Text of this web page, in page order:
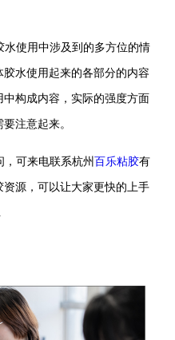
水使用中涉及到的多方位的情
水使用起来的各部分的内容
构成内容，实际的强度方面
注意起来。
，可来电联系杭州 百乐粘胶有
源，可以让大家更快的上手